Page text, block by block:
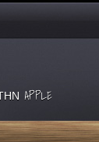
APPLE